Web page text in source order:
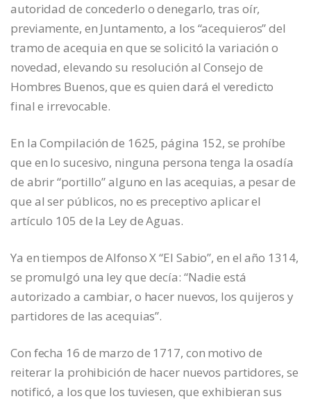
autoridad de concederlo o denegarlo, tras oír,
previamente, en Juntamento, a los “acequieros” del
tramo de acequia en que se solicitó la variación o
novedad, elevando su resolución al Consejo de
Hombres Buenos, que es quien dará el veredicto
final e irrevocable.
En la Compilación de 1625, página 152, se prohíbe
que en lo sucesivo, ninguna persona tenga la osadía
de abrir “portillo” alguno en las acequias, a pesar de
que al ser públicos, no es preceptivo aplicar el
artículo 105 de la Ley de Aguas.
Ya en tiempos de Alfonso X “El Sabio”, en el año 1314,
se promulgó una ley que decía: “Nadie está
autorizado a cambiar, o hacer nuevos, los quijeros y
partidores de las acequias”.
Con fecha 16 de marzo de 1717, con motivo de
reiterar la prohibición de hacer nuevos partidores, se
notificó, a los que los tuviesen, que exhibieran sus